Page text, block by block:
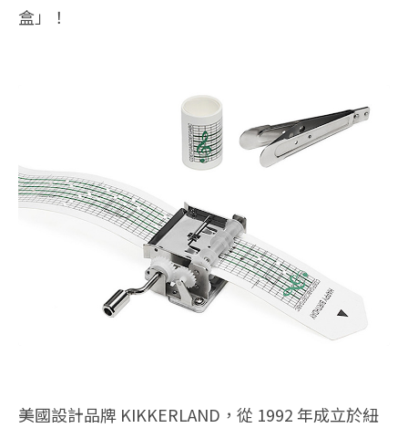
盒」！
美國設計品牌 KIKKERLAND，從 1992 年成立於紐